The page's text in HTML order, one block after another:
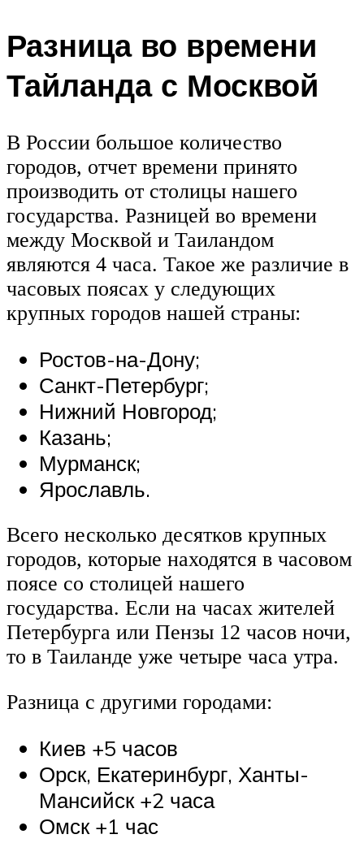
Разница во времени
Тайланда с Москвой
В России большое количество
городов, отчет времени принято
производить от столицы нашего
государства. Разницей во времени
между Москвой и Таиландом
являются 4 часа. Такое же различие в
часовых поясах у следующих
крупных городов нашей страны:
Ростов-на-Дону;
Санкт-Петербург;
Нижний Новгород;
Казань;
Мурманск;
Ярославль.
Всего несколько десятков крупных
городов, которые находятся в часовом
поясе со столицей нашего
государства. Если на часах жителей
Петербурга или Пензы 12 часов ночи,
то в Таиланде уже четыре часа утра.
Разница с другими городами:
Киев +5 часов
Орск, Екатеринбург, Ханты-
Мансийск +2 часа
Омск +1 час